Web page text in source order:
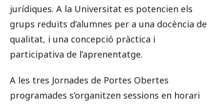
jurídiques. A la Universitat es potencien els
grups reduïts d’alumnes per a una docència de
qualitat, i una concepció pràctica i
participativa de l’aprenentatge.
A les tres Jornades de Portes Obertes
programades s’organitzen sessions en horari